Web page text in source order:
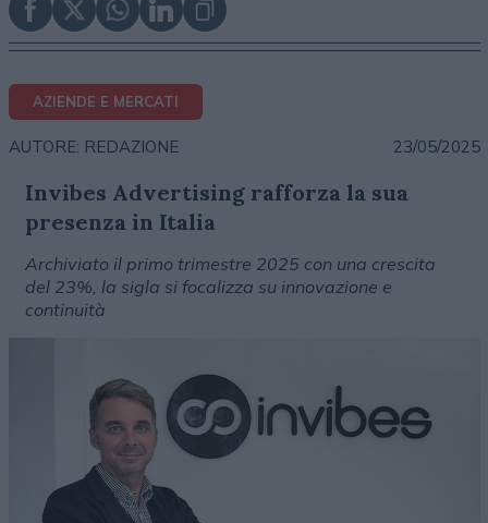
AZIENDE E MERCATI
AUTORE: REDAZIONE 23/05/2025
Invibes Advertising rafforza la sua
presenza in Italia
Archiviato il primo trimestre 2025 con una crescita
del 23%, la sigla si focalizza su innovazione e
continuità